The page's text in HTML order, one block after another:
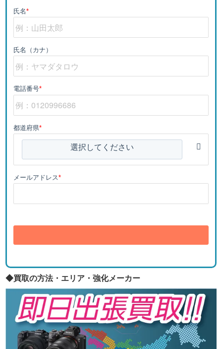
氏名*
氏名（カナ）
電話番号*
都道府県*
選択してください
メールアドレス*
◆買取の方法・エリア・強化メーカー